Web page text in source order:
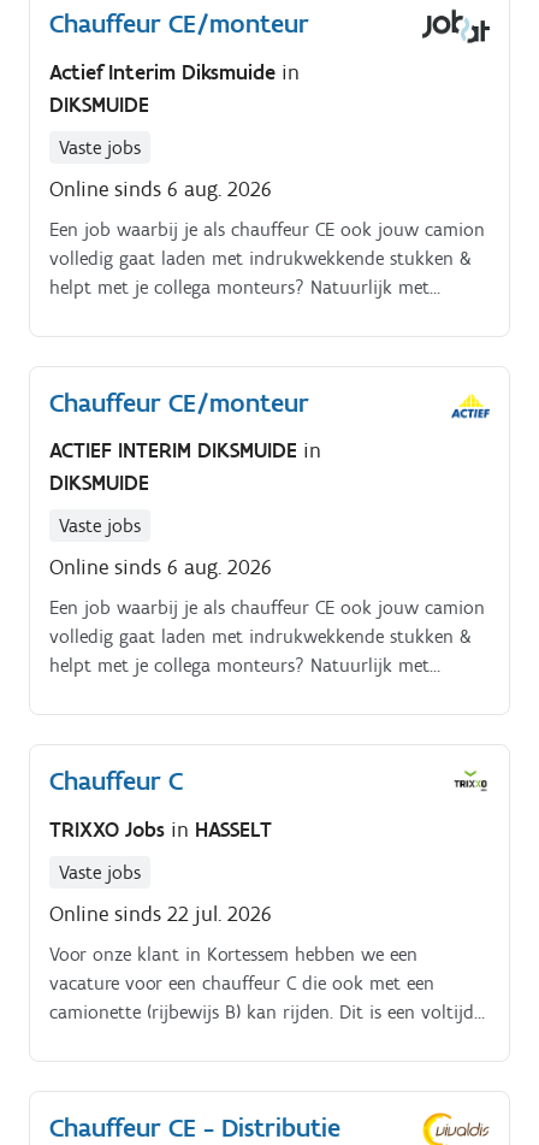
Chauffeur CE/monteur
Actief Interim Diksmuide in
DIKSMUIDE
Vaste jobs
Online sinds 6 aug. 2026
Een job waarbij je als chauffeur CE ook jouw camion
volledig gaat laden met indrukwekkende stukken &
helpt met je collega monteurs? Natuurlijk met
boren, schijven, lassen,.)
Chauffeur CE/monteur
ACTIEF INTERIM DIKSMUIDE in
DIKSMUIDE
Vaste jobs
Online sinds 6 aug. 2026
Een job waarbij je als chauffeur CE ook jouw camion
volledig gaat laden met indrukwekkende stukken &
helpt met je collega monteurs? Natuurlijk met
Chauffeur C
TRIXXO Jobs in HASSELT
Vaste jobs
Online sinds 22 jul. 2026
Voor onze klant in Kortessem hebben we een
vacature voor een chauffeur C die ook met een
camionette (rijbewijs B) kan rijden. Dit is een voltijdse
Beantwoord jij deze vragen met 'ja'?.
Chauffeur CE - Distributie